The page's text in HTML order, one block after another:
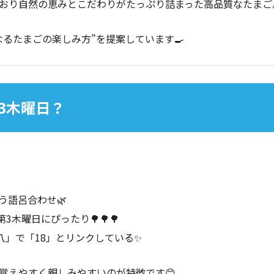
り自然の恵みとこだわりがたっぷり詰まった高品質なたま
たまごの楽しみ方”を提案しています🍳
曜日？
語呂合わせ🌿
木曜日にぴったり🌳🌳🌳
で「18」とリンクしている✨